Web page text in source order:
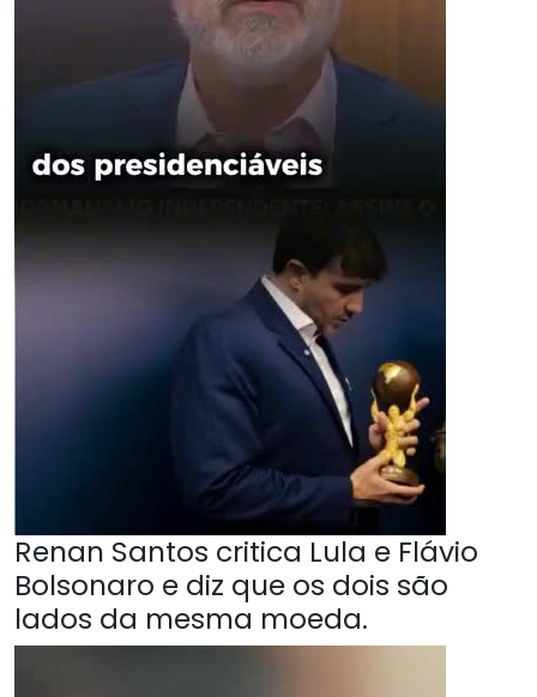
Renan Santos critica Lula e Flávio
Bolsonaro e diz que os dois são
lados da mesma moeda.